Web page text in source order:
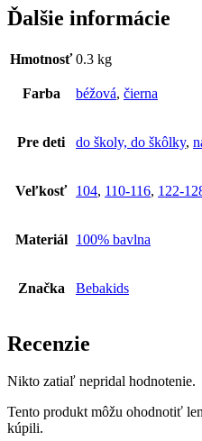
Ďalšie informácie
Hmotnosť 0.3 kg
Farba béžová, čierna
Pre deti do školy, do škôlky,
Veľkosť 104, 110-116, 122-
Materiál 100% bavlna
Značka Bebakids
Recenzie
Nikto zatiaľ nepridal hodnotenie.
Tento produkt môžu ohodnotiť
kúpili.